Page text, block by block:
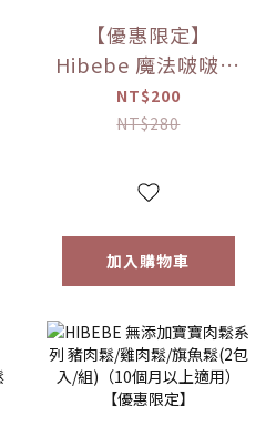
【優惠限定】
Hibebe 魔法啵啵棒
牛奶/草莓/起司/藍
莓葡萄/芒果(150g/
NT$200
NT$280
加入購物車